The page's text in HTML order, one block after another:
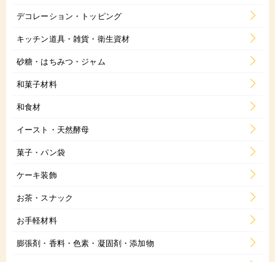
デコレーション・トッピング
キッチン道具・雑貨・衛生資材
砂糖・はちみつ・ジャム
和菓子材料
和食材
イースト・天然酵母
菓子・パン袋
ケーキ装飾
お茶・スナック
お手軽材料
膨張剤・香料・色素・凝固剤・添加物